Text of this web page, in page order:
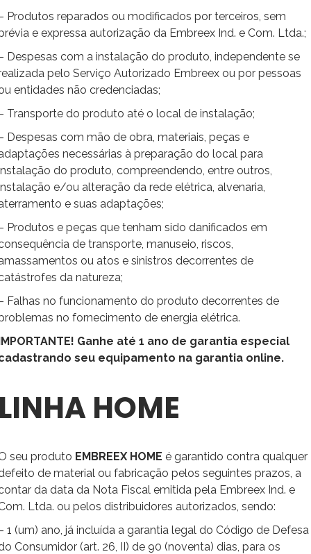
Produtos reparados ou modificados por terceiros, sem
e expressa autorização da Embreex Ind. e Com. Ltda.;
Despesas com a instalação do produto, independente se
pelo Serviço Autorizado Embreex ou por pessoas
entidades não credenciadas;
Transporte do produto até o local de instalação;
Despesas com mão de obra, materiais, peças e
necessárias à preparação do local para
do produto, compreendendo, entre outros,
e/ou alteração da rede elétrica, alvenaria,
e suas adaptações;
Produtos e peças que tenham sido danificados em
de transporte, manuseio, riscos,
ou atos e sinistros decorrentes de
da natureza;
Falhas no funcionamento do produto decorrentes de
no fornecimento de energia elétrica.
Ganhe até 1 ano de garantia especial
seu equipamento na garantia online.
HOME
seu produto EMBREEX HOME é garantido contra qualquer
de material ou fabricação pelos seguintes prazos, a
da data da Nota Fiscal emitida pela Embreex Ind. e
Ltda. ou pelos distribuidores autorizados, sendo:
1 (um) ano, já incluída a garantia legal do Código de Defesa
Consumidor (art. 26, II) de 90 (noventa) dias, para os